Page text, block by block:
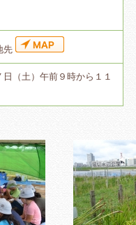
先
（土）午前９時から１１